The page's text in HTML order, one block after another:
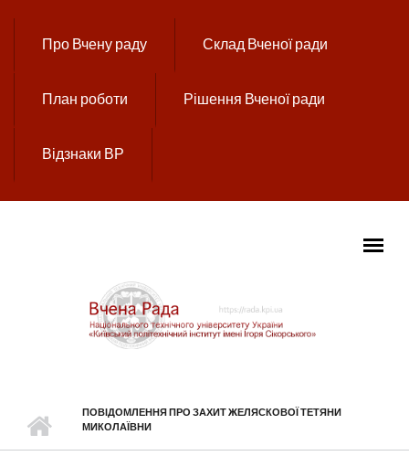
Про Вчену раду Склад Вченої ради
План роботи Рішення Вченої ради
Відзнаки ВР
ПОВІДОМЛЕННЯ ПРО ЗАХИТ ЖЕЛЯСКОВОЇ ТЕТЯНИ
МИКОЛАЇВНИ